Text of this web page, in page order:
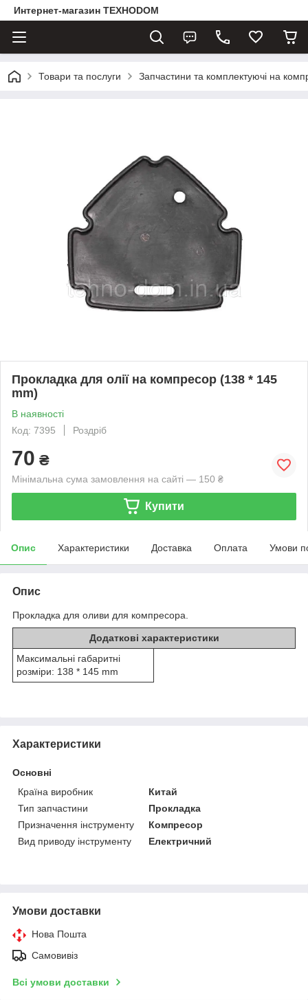
Интернет-магазин ТЕХНОDOM
Товари та послуги Запчастини та комплектуючі на
Прокладка для олії на компресор (138 * 145
mm)
В наявності
Код: 7395
Роздріб
70 ₴
Мінімальна сума замовлення на сайті — 150 ₴
Купити
Опис Характеристики Доставка Оплата Умови
Опис
Прокладка для оливи для компресора.
Додаткові характеристики
Максимальні габаритні
розміри: 138 * 145 mm
Характеристики
Основні
Країна виробник
Китай
Тип запчастини
Прокладка
Призначення інструменту
Компресор
Вид приводу інструменту
Електричний
Умови доставки
Нова Пошта
Самовивіз
Всі умови доставки